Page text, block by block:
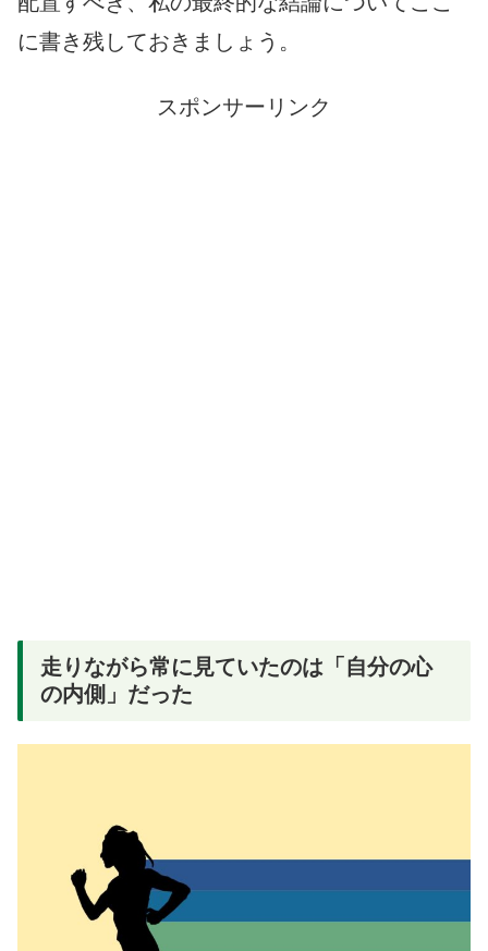
に書き残しておきましょう。
スポンサーリンク
走りながら常に見ていたのは「自分の心
の内側」だった